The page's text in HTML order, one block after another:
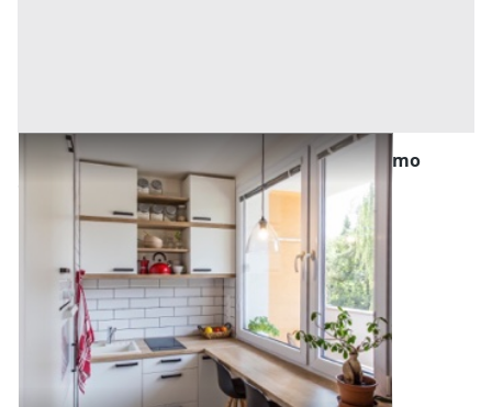
Abitazione di Tipo Popolare all'asta a Palermo
Belmonte Mezzagno (Palermo)
15.217,82 € 20.290,39 €
Codice asta:AN9152422
Asta chiusa
1 2